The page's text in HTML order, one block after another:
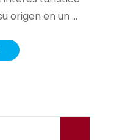
origen en un …